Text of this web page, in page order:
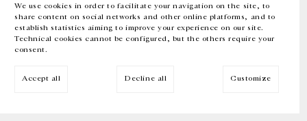
We use cookies in order to facilitate your navigation on the site, to
share content on social networks and other online platforms, and to
establish statistics aiming to improve your experience on our site.
Technical cookies cannot be configured, but the others require your
consent.
Accept all Decline all Customize
EN FR 中文 Facebook Instagram
Inscrivez-vous à notre newsletter